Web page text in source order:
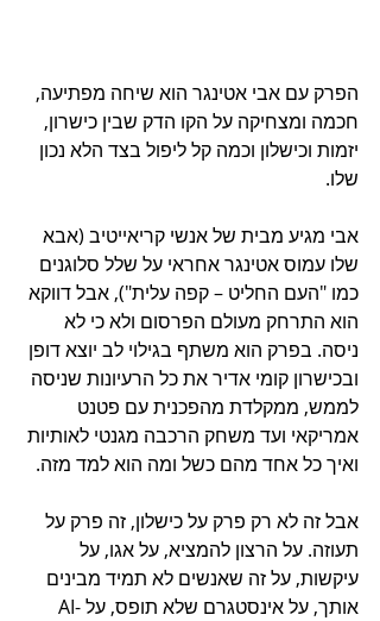
הפרק עם אבי אטינגר הוא שיחה מפתיעה,
חכמה ומצחיקה על הקו הדק שבין כישרון,
יזמות וכישלון וכמה קל ליפול בצד הלא נכון
שלו.
אבי מגיע מבית של אנשי קריאייטיב (אבא
שלו עמוס אטינגר אחראי על שלל סלוגנים
כמו "העם החליט – קפה עלית"), אבל דווקא
הוא התרחק מעולם הפרסום ולא כי לא
ניסה. בפרק הוא משתף בגילוי לב יוצא דופן
ובכישרון קומי אדיר את כל הרעיונות שניסה
לממש, ממקלדת מהפכנית עם פטנט
אמריקאי ועד משחק הרכבה מגנטי לאותיות
ואיך כל אחד מהם כשל ומה הוא למד מזה.
אבל זה לא רק פרק על כישלון, זה פרק על
תעוזה. על הרצון להמציא, על אגו, על
עיקשות, על זה שאנשים לא תמיד מבינים